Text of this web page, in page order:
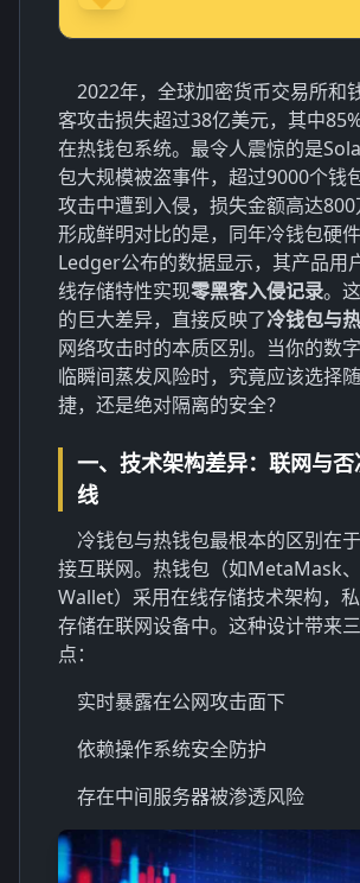
2022年，全球加密货币交易所和
客攻击损失超过38亿美元，其中
在热钱包系统。最令人震惊的是
包大规模被盗事件，超过9000个钱
攻击中遭到入侵，损失金额高达
形成鲜明对比的是，同年冷钱包硬
Ledger公布的数据显示，其产品用
线存储特性实现零黑客入侵记录。
的巨大差异，直接反映了冷钱包与
网络攻击时的本质区别。当你的数
临瞬间蒸发风险时，究竟应该选择
捷，还是绝对隔离的安全？
一、技术架构差异：联网与
线
冷钱包与热钱包最根本的区别在
接互联网。热钱包（如MetaMask
Wallet）采用在线存储技术架构，
存储在联网设备中。这种设计带来
点：
实时暴露在公网攻击面下
依赖操作系统安全防护
存在中间服务器被渗透风险